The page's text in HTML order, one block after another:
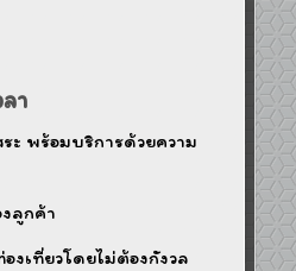
า
พร้อมบริการด้วยความ
ลูกค้า
เที่ยวโดยไม่ต้องกังวล